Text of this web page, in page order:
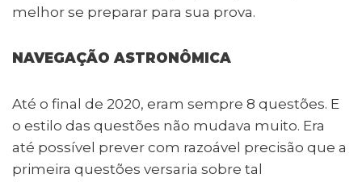
melhor se preparar para sua prova.
NAVEGAÇÃO ASTRONÔMICA
Até o final de 2020, eram sempre 8 questões. E
o estilo das questões não mudava muito. Era
até possível prever com razoável precisão que a
primeira questões versaria sobre tal